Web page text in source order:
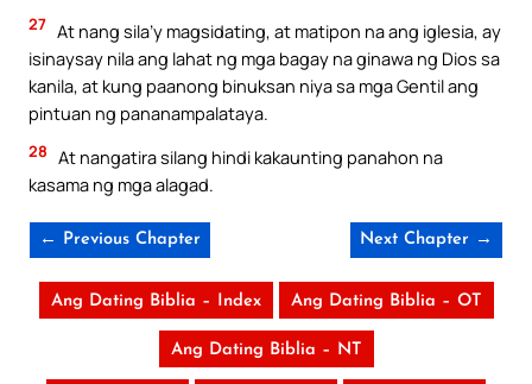
27 At nang sila’y magsidating, at matipon na ang iglesia, ay
isinaysay nila ang lahat ng mga bagay na ginawa ng Dios sa
kanila, at kung paanong binuksan niya sa mga Gentil ang
pintuan ng pananampalataya.
28 At nangatira silang hindi kakaunting panahon na
kasama ng mga alagad.
← Previous Chapter Next Chapter →
Ang Dating Biblia – Index Ang Dating Biblia – OT
Ang Dating Biblia – NT